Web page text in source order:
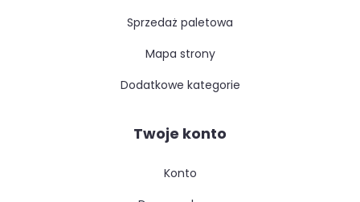
sprzedaż paletowa
mapa strony
dodatkowe kategorie
Twoje konto
konto